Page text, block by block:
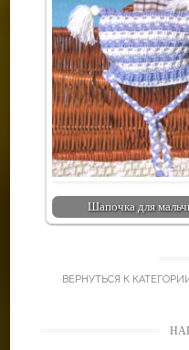
Шапочка для
ВЕРНУТЬСЯ К